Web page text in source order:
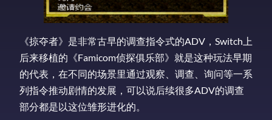
《掠夺者》是非常古早的调查指令式的ADV，Switch上
后来移植的《Famicom侦探俱乐部》就是这种玩法早期
的代表，在不同的场景里通过观察、调查、询问等一系
列指令推动剧情的发展，可以说后续很多ADV的调查
部分都是以这位雏形进化的。